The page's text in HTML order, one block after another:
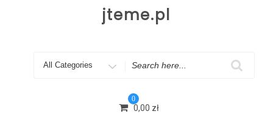
jteme.pl
Search
0
0,00 zł